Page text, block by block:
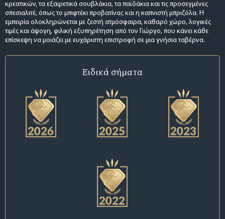
κρεατικών, τα εξαιρετικά σουβλάκια, τα παϊδάκια και τις προσεγμένες
σπεσιαλιτέ, όπως το μπιφτέκι προβατίνας και η καπνιστή μπριζόλα. Η
εμπειρία ολοκληρώνεται με ζεστή ατμόσφαιρα, καθαρό χώρο, λογικές
τιμές και άψογη, φιλική εξυπηρέτηση από τον Γιώργο, που κάνει κάθε
επίσκεψη να μοιάζει με ευχάριστη επιστροφή σε μια γνήσια ταβέρνα.
Ειδικά σήματα